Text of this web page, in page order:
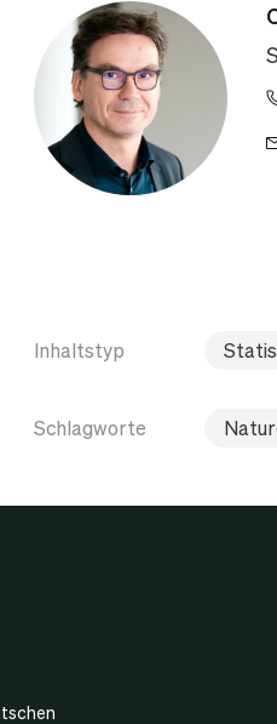
Inhaltstyp
Schlagworte